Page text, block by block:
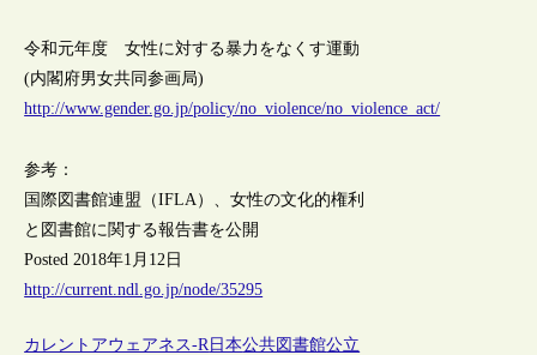
令和元年度 女性に対する暴力をなくす運動
(内閣府男女共同参画局)
http://www.gender.go.jp/policy/no_violence/no_violence_act/
参考：
国際図書館連盟（IFLA）、女性の文化的権利
と図書館に関する報告書を公開
Posted 2018年1月12日
http://current.ndl.go.jp/node/35295
カレントアウェアネス-R 日本公共図書館公立